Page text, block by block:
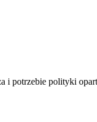
i potrzebie polityki